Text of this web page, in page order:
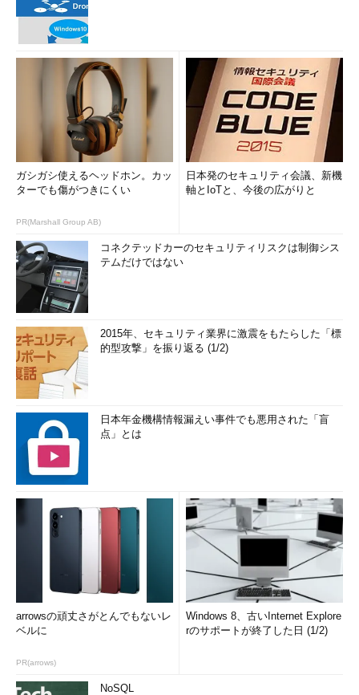
ガシガシ使えるヘッドホン。カッ
ターでも傷がつきにくい
PR(Marshall Group AB)
日本発のセキュリティ会議、新機
軸とIoTと、今後の広がりと
コネクテッドカーのセキュリティリスクは制御シス
テムだけではない
2015年、セキュリティ業界に激震をもたらした「標
的型攻撃」を振り返る (1/2)
日本年金機構情報漏えい事件でも悪用された「盲
点」とは
arrowsの頑丈さがとんでもないレ
ベルに
PR(arrows)
Windows 8、古いInternet Explore
rのサポートが終了した日 (1/2)
NoSQL